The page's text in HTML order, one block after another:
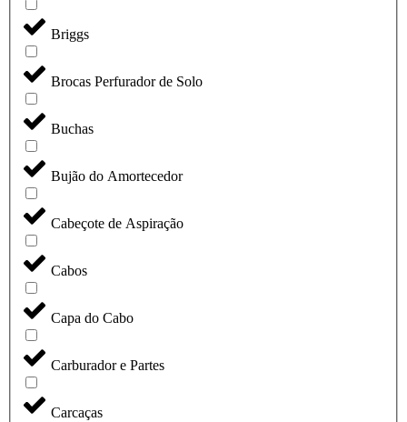
Briggs
Brocas Perfurador de Solo
Buchas
Bujão do Amortecedor
Cabeçote de Aspiração
Cabos
Capa do Cabo
Carburador e Partes
Carcaças